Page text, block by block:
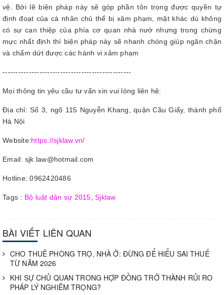
vệ. Bởi lẽ biện pháp này sẽ góp phần tôn trọng được quyền tự
định đoạt của cá nhân chủ thể bị xâm phạm, mặt khác dù không
có sự can thiệp của phía cơ quan nhà nướ nhưng trong chừng
mực nhất định thì biện pháp này sẽ nhanh chóng giúp ngăn chặn
và chấm dứt được các hành vi xâm phạm
-------------------------------------------------
Mọi thông tin yêu cầu tư vấn xin vui lòng liên hệ:
Địa chỉ: Số 3, ngõ 115 Nguyễn Khang, quận Cầu Giấy, thành phố
Hà Nội
Website:https://sjklaw.vn/
Email: sjk.law@hotmail.com
Hotline: 0962420486
Tags : Bộ luật dân sự 2015 Sjklaw
BÀI VIẾT LIÊN QUAN
CHO THUÊ PHÒNG TRỌ, NHÀ Ở: ĐỪNG ĐỂ HIỂU SAI THUẾ
TỪ NĂM 2026
KHI SỰ CHỦ QUAN TRONG HỢP ĐỒNG TRỞ THÀNH RỦI RO
PHÁP LÝ NGHIÊM TRỌNG?